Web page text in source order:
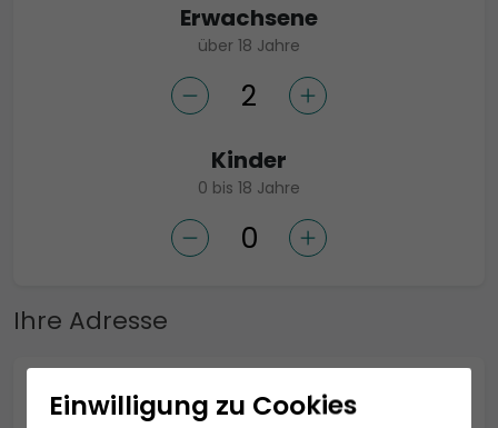
Erwachsene
über 18 Jahre
Kinder
0 bis 18 Jahre
Ihre Adresse
Anrede *
Einwilligung zu Cookies